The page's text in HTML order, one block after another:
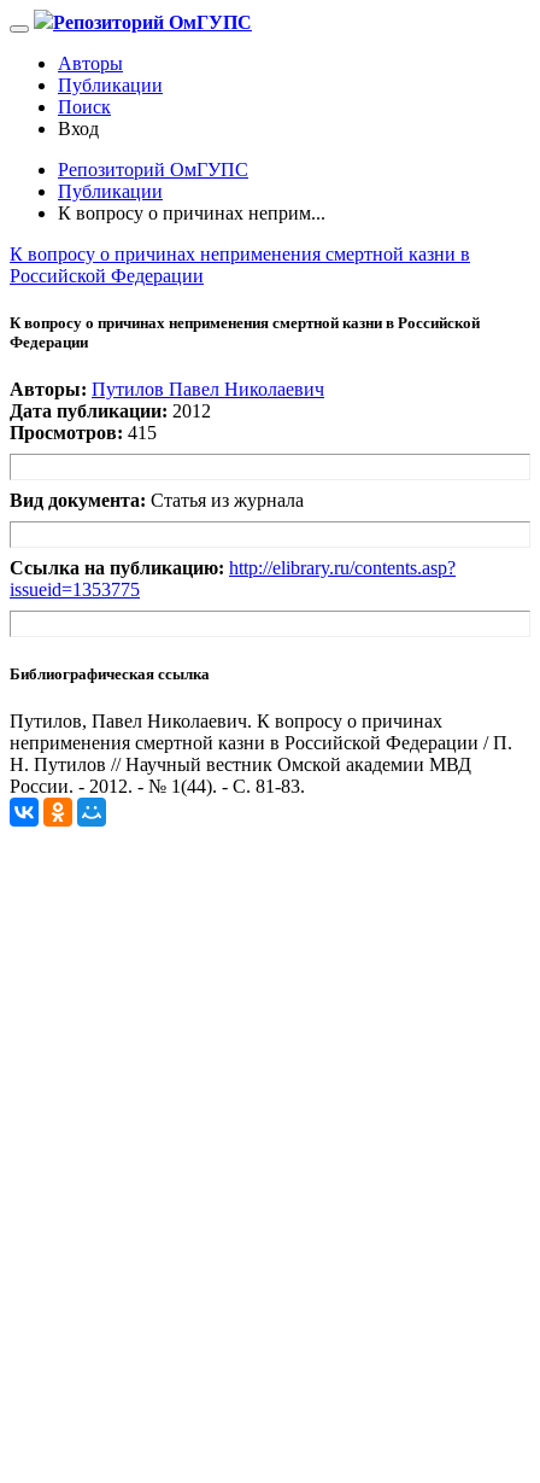
Репозиторий ОмГУПС
Авторы
Публикации
Поиск
Вход
Репозиторий ОмГУПС
Публикации
К вопросу о причинах неприм...
К вопросу о причинах неприменения смертной казни в
Российской Федерации
К вопросу о причинах неприменения смертной казни в Российской
Федерации
Авторы: Путилов Павел Николаевич
Дата публикации: 2012
Просмотров: 415
Вид документа: Статья из журнала
Ссылка на публикацию: http://elibrary.ru/contents.asp?
issueid=1353775
Библиографическая ссылка
Путилов, Павел Николаевич. К вопросу о причинах
неприменения смертной казни в Российской Федерации / П.
Н. Путилов // Научный вестник Омской академии МВД
России. - 2012. - № 1(44). - С. 81-83.